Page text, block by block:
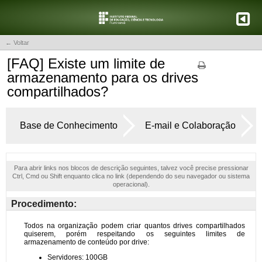
← Voltar
[FAQ] Existe um limite de
armazenamento para os drives
compartilhados?
Base de Conhecimento E-mail e Colaboração
Para abrir links nos blocos de descrição seguintes, talvez você precise pressionar
Ctrl, Cmd ou Shift enquanto clica no link (dependendo do seu navegador ou sistema
operacional).
Procedimento: